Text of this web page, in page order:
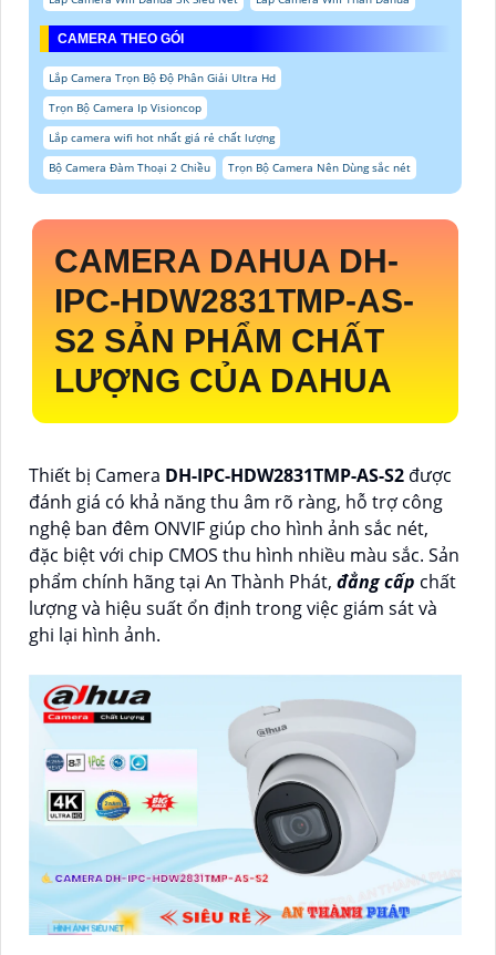
CAMERA THEO GÓI
Lắp Camera Trọn Bộ Độ Phân Giải Ultra Hd
Trọn Bộ Camera Ip Visioncop
Lắp camera wifi hot nhất giá rẻ chất lượng
Bộ Camera Đàm Thoại 2 Chiều
Trọn Bộ Camera Nên Dùng sắc nét
CAMERA DAHUA DH-
IPC-HDW2831TMP-AS-
S2 SẢN PHẨM CHẤT
LƯỢNG CỦA DAHUA
Thiết bị Camera DH-IPC-HDW2831TMP-AS-S2 được
đánh giá có khả năng thu âm rõ ràng, hỗ trợ công
nghệ ban đêm ONVIF giúp cho hình ảnh sắc nét,
đặc biệt với chip CMOS thu hình nhiều màu sắc. Sản
phẩm chính hãng tại An Thành Phát, đẳng cấp chất
lượng và hiệu suất ổn định trong việc giám sát và
ghi lại hình ảnh.